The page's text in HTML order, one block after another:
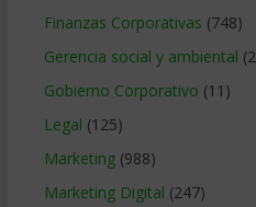
Finanzas Corporativas (748)
Gerencia social y ambiental
Gobierno Corporativo (11)
Legal (125)
Marketing(988)
Marketing Digital (247)